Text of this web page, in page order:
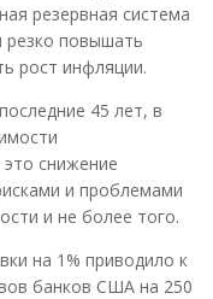
резервная система
резко повышать
рост инфляции.
45 лет, в
снижение
и проблемами
и не более того.
на 1% приводило к
банков США на 250